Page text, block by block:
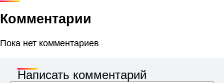
Комментарии
Пока нет комментариев
Написать комментарий